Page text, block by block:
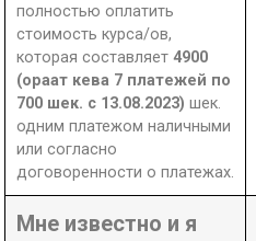
полностью оплатить
стоимость курса/ов,
которая составляет4900
(ораат кева 7 платежей по
700 шек. с 13.08.2023)шек.
одним платежом наличными
или согласно
договоренности о платежах.
Мне известно и я